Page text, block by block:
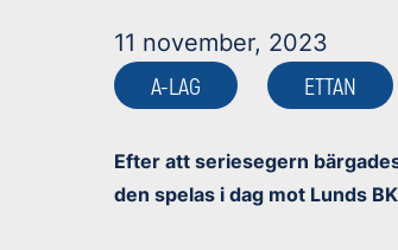
11 november, 2023
A-LAG
ETTAN
Efter att seriesegern
den spelas i dag mot Lunds